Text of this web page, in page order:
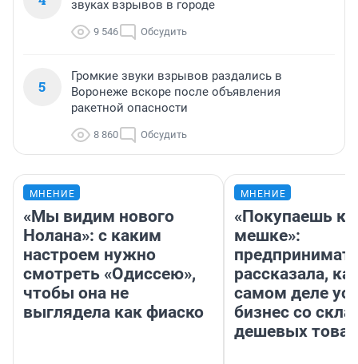
звуках взрывов в городе
9 546 Обсудить
5
Громкие звуки взрывов раздались в
Воронеже вскоре после объявления
ракетной опасности
8 860 Обсудить
МНЕНИЕ
«Мы видим нового
Нолана»: с каким
настроем нужно
смотреть «Одиссею»,
чтобы она не
выглядела как фиаско
МНЕНИЕ
«Покупаешь
мешке»:
рассказала,
самом деле
бизнес со
дешевых